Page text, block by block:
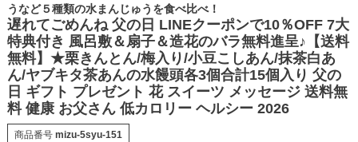
うなど５種類の水まんじゅうを食べ比べ！
遅れてごめんね 父の日 LINEクーポンで10％OFF 7大
特典付き 風呂敷＆扇子＆造花のバラ無料進呈♪【送料
無料】★栗きんとん/梅入り/小豆こしあん/抹茶白あ
ん/ヤブキタ茶あんの水饅頭各3個合計15個入り 父の
日 ギフト プレゼント 花 スイーツ メッセージ 送料無
料 健康 お父さん 低カロリー ヘルシー 2026
商品番号 mizu-5syu-151